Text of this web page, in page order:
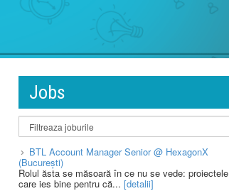
Jobs
BTL Account Manager Senior @ HexagonX
(București)
Rolul ăsta se măsoară în ce nu se vede: proiectele
care ies bine pentru că... [detalii]